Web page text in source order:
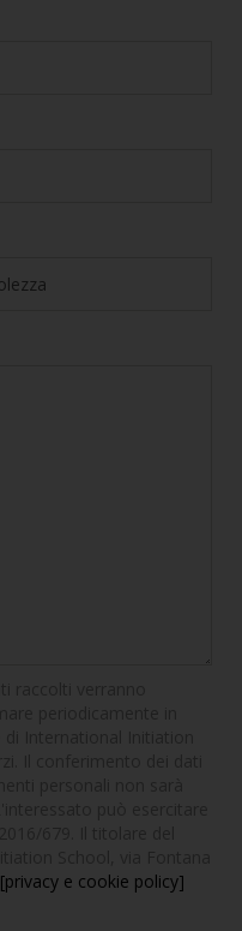
[privacy e cookie policy]